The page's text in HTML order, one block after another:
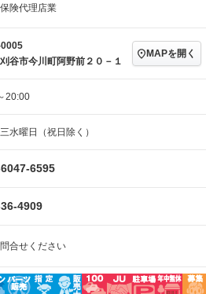
装備略号／用語解説
ルナビ
キー ローダウン
ト ベンチシート
ン
ター
険代理店業
谷市今川町阿野前２０－１
MAPを開く
20:00
水曜日（祝日除く）
6595
4909
合せください